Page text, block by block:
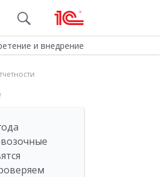
и внедрение